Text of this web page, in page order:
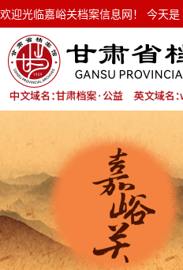
欢迎光临嘉峪关档案信息网！ 今天是